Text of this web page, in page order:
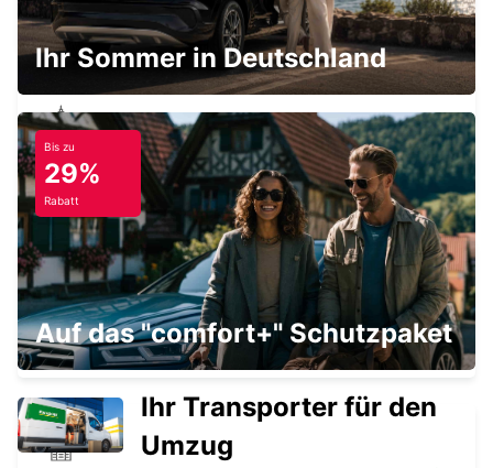
LONDON - UNITED KINGDOM
LONDON WANDSWORTH
LONDON - UNITED KINGDOM
MAIDSTONE STADT
MAIDSTONE - UNITED KINGDOM
Ihr Sommer in Deutschland
Bis zu
29%
Rabatt
Auf das "comfort+" Schutzpaket
Ihr Transporter für den
Umzug